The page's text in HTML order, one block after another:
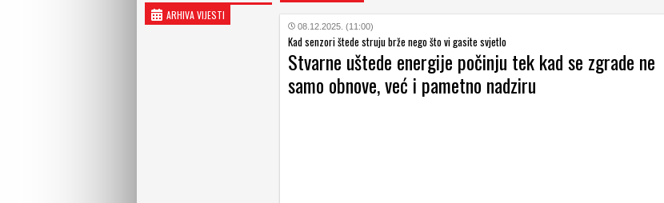
ARHIVA VIJESTI
08.12.2025. (11:00)
Kad senzori štede struju brže nego što vi gasite svjetlo
Stvarne uštede energije počinju tek kad se zgrade ne
samo obnove, već i pametno nadziru